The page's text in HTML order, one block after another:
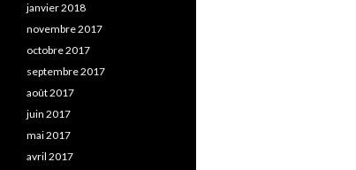
janvier 2018
novembre 2017
octobre 2017
septembre 2017
août 2017
juin 2017
mai 2017
avril 2017